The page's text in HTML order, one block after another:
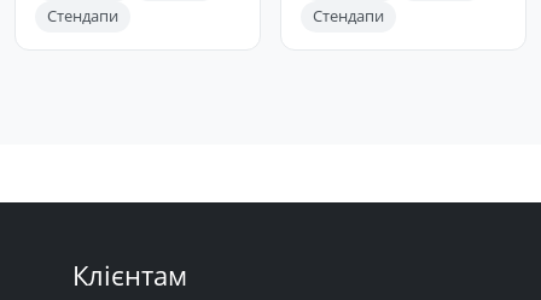
Стендапи
Стендапи
Клієнтам